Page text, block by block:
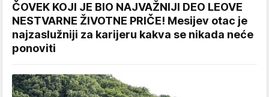
ČOVEK KOJI JE BIO NAJVAŽNIJI DEO LEOVE
NESTVARNE ŽIVOTNE PRIČE! Mesijev otac je
najzaslužniji za karijeru kakva se nikada neće
ponoviti